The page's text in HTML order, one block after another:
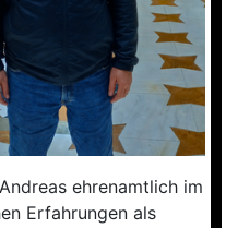
ehrenamtlich im
Erfahrungen als